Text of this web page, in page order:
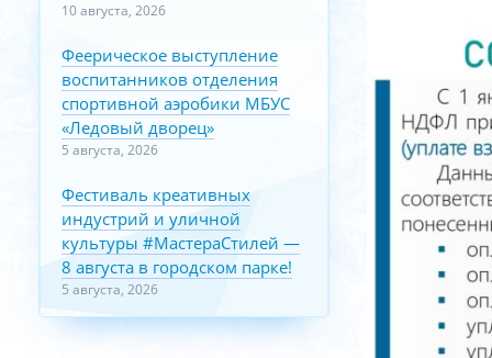
10 августа, 2026
Феерическое выступление
воспитанников отделения
спортивной аэробики МБУС
«Ледовый дворец»
5 августа, 2026
Фестиваль креативных
индустрий и уличной
культуры #МастераСтилей —
8 августа в городском парке!
5 августа, 2026